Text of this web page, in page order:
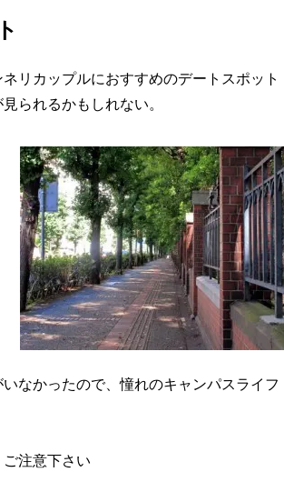
リカップルにおすすめのデートスポット
られるかもしれない。
なかったので、憧れのキャンパスライフ
注意下さい